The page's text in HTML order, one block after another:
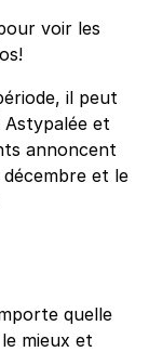
voir les
il peut
et
annoncent
et le
quelle
mieux et